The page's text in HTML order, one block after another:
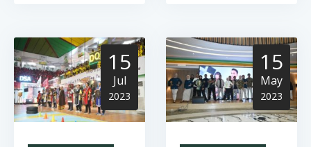
15
Jul
2023
15
May
2023